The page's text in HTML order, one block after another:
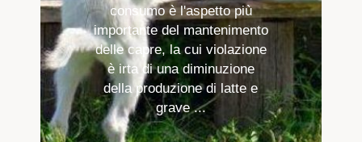
consumo è l'aspetto più
importante del mantenimento
delle capre, la cui violazione
è irta di una diminuzione
della produzione di latte e
grave ...